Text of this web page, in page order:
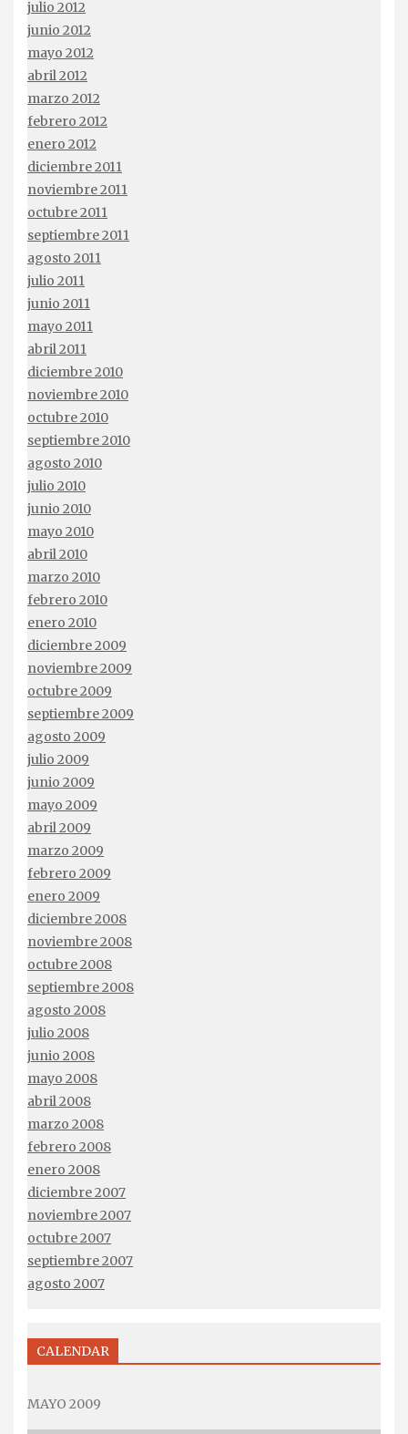
julio 2012
junio 2012
mayo 2012
abril 2012
marzo 2012
febrero 2012
enero 2012
diciembre 2011
noviembre 2011
octubre 2011
septiembre 2011
agosto 2011
julio 2011
junio 2011
mayo 2011
abril 2011
diciembre 2010
noviembre 2010
octubre 2010
septiembre 2010
agosto 2010
julio 2010
junio 2010
mayo 2010
abril 2010
marzo 2010
febrero 2010
enero 2010
diciembre 2009
noviembre 2009
octubre 2009
septiembre 2009
agosto 2009
julio 2009
junio 2009
mayo 2009
abril 2009
marzo 2009
febrero 2009
enero 2009
diciembre 2008
noviembre 2008
octubre 2008
septiembre 2008
agosto 2008
julio 2008
junio 2008
mayo 2008
abril 2008
marzo 2008
febrero 2008
enero 2008
diciembre 2007
noviembre 2007
octubre 2007
septiembre 2007
agosto 2007
CALENDAR
MAYO 2009